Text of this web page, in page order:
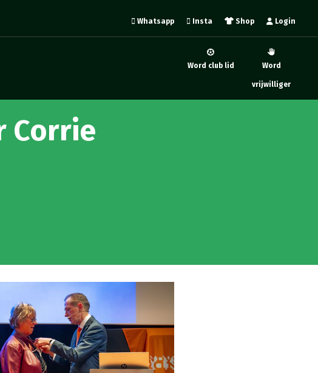
Login
Shop
Insta
Whatsapp
Word
vrijwilliger
Word club lid
Corrie